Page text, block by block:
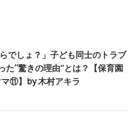
でしょ？」子ども同士のトラブ
た“驚きの理由”とは？【保育園
マ⑪】by 木村アキラ